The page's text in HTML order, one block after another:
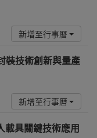
新增至行事曆
裝技術創新與量產
新增至行事曆
載具關鍵技術應用